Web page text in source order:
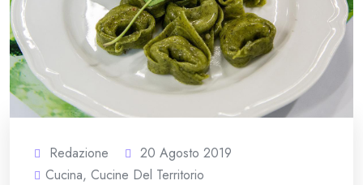
Redazione
20 Agosto 2019
Cucina, Cucine Del Territorio